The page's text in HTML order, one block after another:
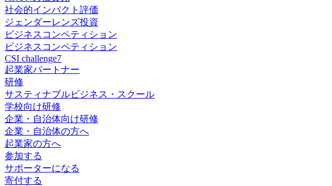
社会的インパクト評価
ジェンダーレンズ投資
ビジネスコンペティション
ビジネスコンペティション
CSI challenge7
起業家パートナー
研修
サスティナブルビジネス・スクール
学校向け研修
企業・自治体向け研修
企業・自治体の方へ
起業家の方へ
参加する
サポーターになる
寄付する